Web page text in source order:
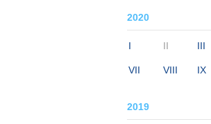
2020
I II III
VII VIII IX
2019